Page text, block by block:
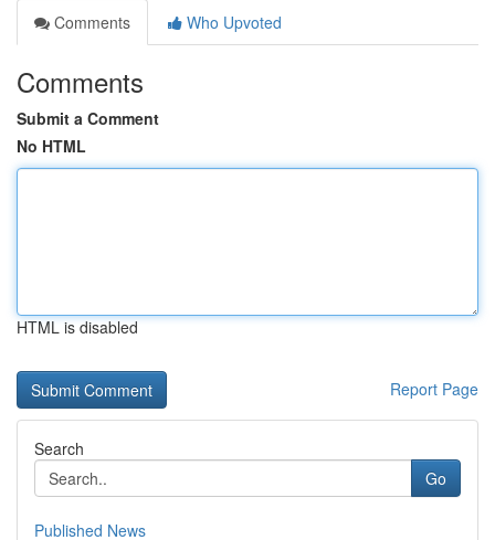
Comments
Who Upvoted
Comments
Submit a Comment
No HTML
HTML is disabled
Report Page
Search
Go
Published News